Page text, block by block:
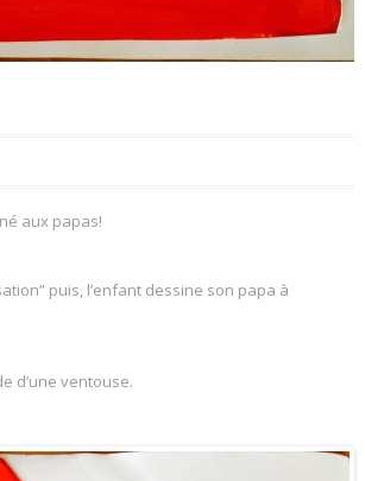
aux papas!
puis, l’enfant dessine son papa à
d’une ventouse.